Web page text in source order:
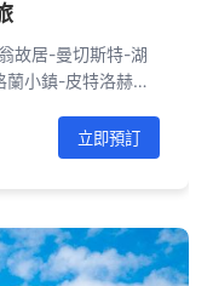
故居-曼切斯特-湖
小鎮-皮特洛赫里-
立即預訂